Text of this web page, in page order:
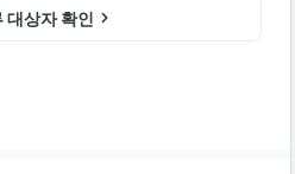
대상자 확인